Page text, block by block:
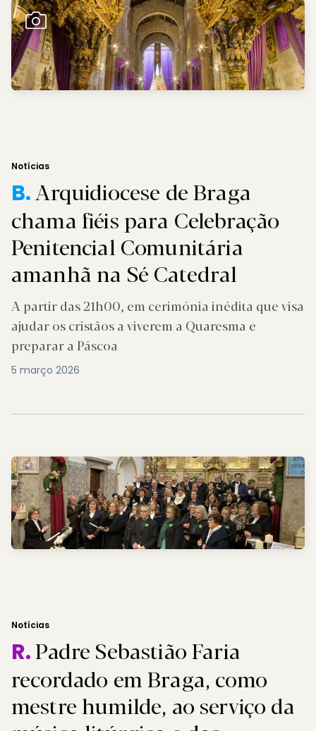
Notícias
B.Arquidiocese de Braga
chama fiéis para Celebração
Penitencial Comunitária
amanhã na Sé Catedral
A partir das 21h00, em cerimónia inédita que visa
ajudar os cristãos a viverem a Quaresma e
preparar a Páscoa
5 março 2026
Notícias
R.Padre Sebastião Faria
recordado em Braga, como
mestre humilde, ao serviço da